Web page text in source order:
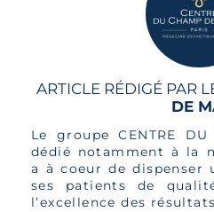
ARTICLE RÉDIGÉ PAR
DE
Le groupe CENTRE
dédié notamment à la
a à coeur de dispenser
ses patients de
l’excellence des